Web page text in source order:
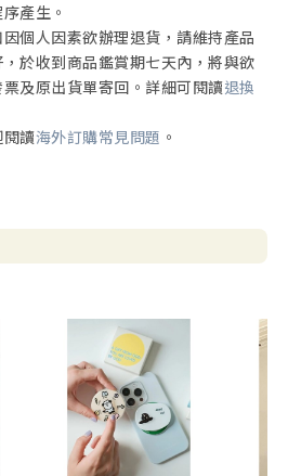
產生。
個人因素欲辦理退貨，請維持產品
於收到商品鑑賞期七天內，將與欲
及原出貨單寄回。詳細可閱讀退換
讀海外訂購常見問題 。